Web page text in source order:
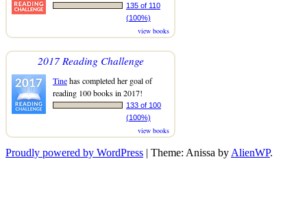
135 of 110
(100%)
view books
2017 Reading Challenge
Tinehas completed her goal of
reading 100 books in 2017!
133 of 100
(100%)
view books
Proudly powered by WordPress | Theme: Anissa by AlienWP.